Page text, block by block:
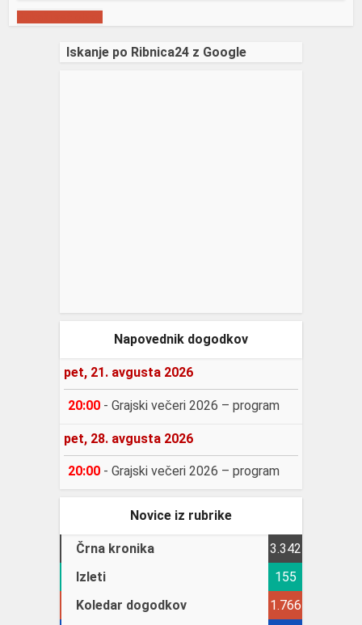
Iskanje po Ribnica24 z Google
Napovednik dogodkov
pet, 21. avgusta 2026
20:00 - Grajski večeri 2026 – program
pet, 28. avgusta 2026
20:00 - Grajski večeri 2026 – program
Novice iz rubrike
Črna kronika
3.342
Izleti
155
Koledar dogodkov
1.766